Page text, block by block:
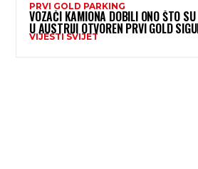
PRVI GOLD PARKING
VOZAČI KAMIONA DOBILI ONO ŠTO
U AUSTRIJI OTVOREN PRVI GOLD
VIJESTI SVIJET